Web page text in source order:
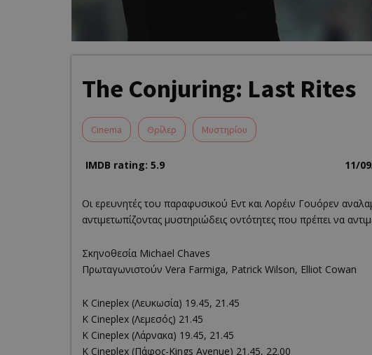
The Conjuring: Last Rites
Cinema Θρίλερ Μυστηρίου
IMDB rating: 5.9 11/
Οι ερευνητές του παραφυσικού Εντ και Λορέιν Γουόρεν
αντιμετωπίζοντας μυστηριώδεις οντότητες που πρέπει να
Σκηνοθεσία Michael Chaves
Πρωταγωνιστούν Vera Farmiga, Patrick Wilson, Elliot Cowan
K Cineplex (Λευκωσία) 19.45, 21.45
K Cineplex (Λεμεσός) 21.45
K Cineplex (Λάρνακα) 19.45, 21.45
K Cineplex (Πάφος-Kings Avenue) 21.45, 22.00